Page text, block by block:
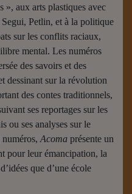
», aux arts plastiques avec
Segui, Petlin, et à la politique
sur les conflits raciaux,
mental. Les numéros
des savoirs et des
dessinant sur la révolution
des contes traditionnels,
ses reportages sur les
ou ses analyses sur le
Acoma présente un
pour leur émancipation, la
que d’une école